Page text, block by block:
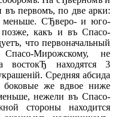
въ первомъ, по две арки:
меньше. СЂверо- и юго-
позже, какъ и въ Спасо-
что первоначальный
Мирожскому, не
востокЂ находятся 3
Средняя абсида
боковые же вдвое ниже
нежели въ Спасо-
стороны находится